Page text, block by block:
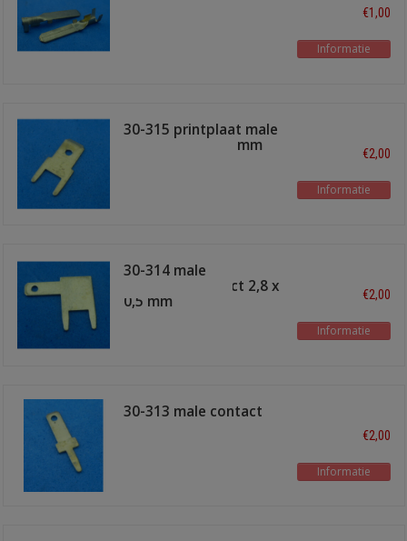
€1,00
Informatie
30-315 printplaat male
stekker 4,8 x 0,5 mm
€2,00
Informatie
30-314 male
printplaatcontact 2,8 x
0,5 mm
€2,00
Informatie
30-313 male contact
€2,00
Informatie